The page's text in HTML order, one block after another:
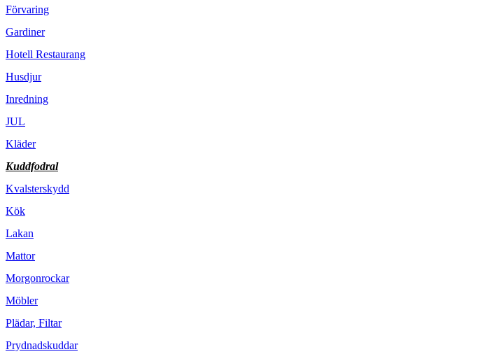
Förvaring
Gardiner
Hotell Restaurang
Husdjur
Inredning
JUL
Kläder
Kuddfodral
Kvalsterskydd
Kök
Lakan
Mattor
Morgonrockar
Möbler
Plädar, Filtar
Prydnadskuddar